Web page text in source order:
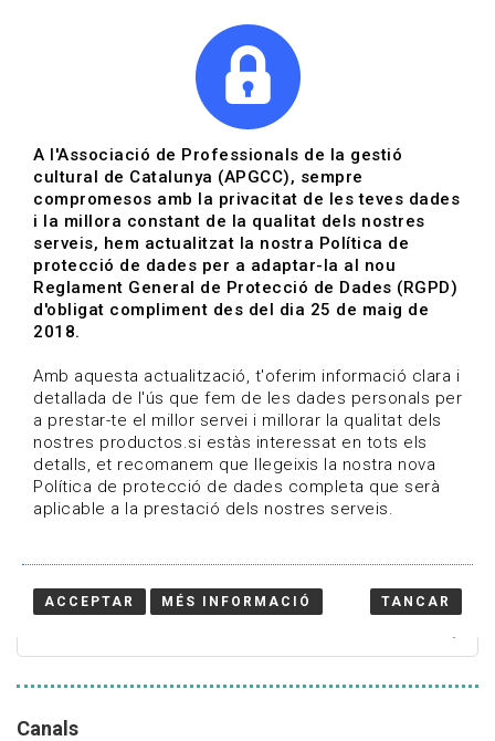
Actualitza't
Vols estar al dia?
HOME / BLOG
Estigues al dia
Convocatòries, activitats i notícies del sector de la
cultura.
Canals
A l'Associació de Professionals de la gestió
cultural de Catalunya (APGCC), sempre
compromesos amb la privacitat de les teves dades
i la millora constant de la qualitat dels nostres
serveis, hem actualitzat la nostra Política de
protecció de dades per a adaptar-la al nou
Reglament General de Protecció de Dades (RGPD)
d'obligat compliment des del dia 25 de maig de
2018.
Amb aquesta actualització, t'oferim informació clara i
detallada de l'ús que fem de les dades personals per
a prestar-te el millor servei i millorar la qualitat dels
nostres productos.si estàs interessat en tots els
detalls, et recomanem que llegeixis la nostra nova
Política de protecció de dades completa que serà
aplicable a la prestació dels nostres serveis.
ACCEPTAR MÉS INFORMACIÓ TANCAR